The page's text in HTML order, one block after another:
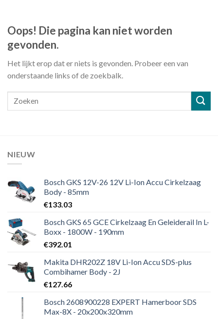
Oops! Die pagina kan niet worden
gevonden.
Het lijkt erop dat er niets is gevonden. Probeer een van
onderstaande links of de zoekbalk.
NIEUW
Bosch GKS 12V-26 12V Li-Ion Accu Cirkelzaag
Body - 85mm
€133.03
Bosch GKS 65 GCE Cirkelzaag En Geleiderail In L-
Boxx - 1800W - 190mm
€392.01
Makita DHR202Z 18V Li-Ion Accu SDS-plus
Combihamer Body - 2J
€127.66
Bosch 2608900228 EXPERT Hamerboor SDS
Max-8X - 20x200x320mm